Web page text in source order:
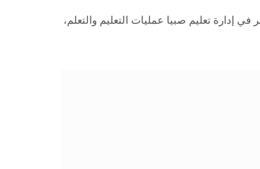
إدارة تعليم صبيا عمليات التعليم والتعلم،